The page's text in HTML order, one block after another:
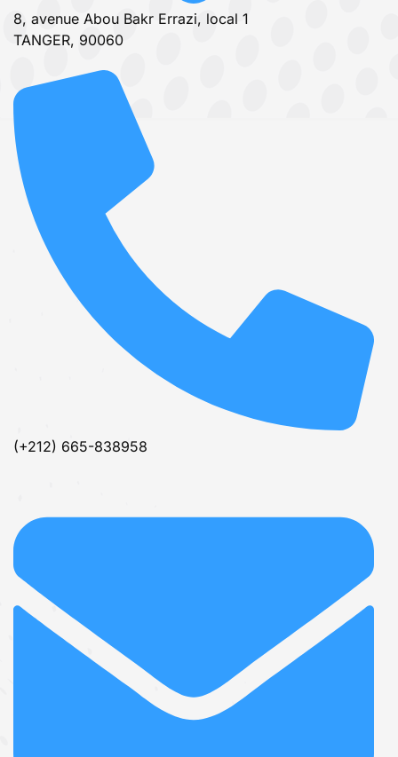
8, avenue Abou Bakr Errazi, local 1
TANGER, 90060
(+212) 665-838958